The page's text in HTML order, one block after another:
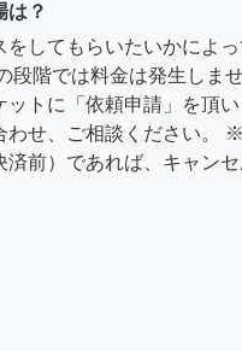
は？
してもらいたいかによっ
段階では料金は発生しま
トに「依頼申請」を頂い
わせ、ご相談ください。
前）であれば、キャン